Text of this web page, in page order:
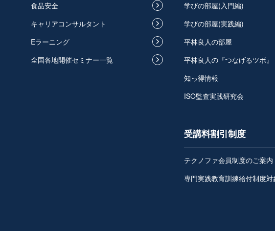
食品安全
キャリアコンサルタント
Eラーニング
全国各地開催セミナー一覧
学びの部屋(入門編)
学びの部屋(実践編)
平林良人の部屋
平林良人の『つなげるツボ』
知っ得情報
ISO監査実践研究会
受講料割引制度
テクノファ会員制度のご案内
専門実践教育訓練給付制度対